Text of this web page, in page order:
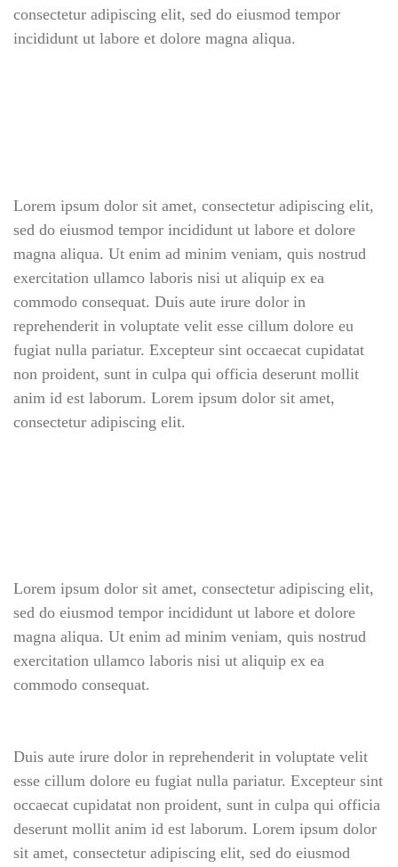
consectetur adipiscing elit, sed do eiusmod tempor
incididunt ut labore et dolore magna aliqua.
Lorem ipsum dolor sit amet, consectetur adipiscing elit,
sed do eiusmod tempor incididunt ut labore et dolore
magna aliqua. Ut enim ad minim veniam, quis nostrud
exercitation ullamco laboris nisi ut aliquip ex ea
commodo consequat. Duis aute irure dolor in
reprehenderit in voluptate velit esse cillum dolore eu
fugiat nulla pariatur. Excepteur sint occaecat cupidatat
non proident, sunt in culpa qui officia deserunt mollit
anim id est laborum. Lorem ipsum dolor sit amet,
consectetur adipiscing elit.
Lorem ipsum dolor sit amet, consectetur adipiscing elit,
sed do eiusmod tempor incididunt ut labore et dolore
magna aliqua. Ut enim ad minim veniam, quis nostrud
exercitation ullamco laboris nisi ut aliquip ex ea
commodo consequat.
Duis aute irure dolor in reprehenderit in voluptate velit
esse cillum dolore eu fugiat nulla pariatur. Excepteur sint
occaecat cupidatat non proident, sunt in culpa qui officia
deserunt mollit anim id est laborum. Lorem ipsum dolor
sit amet, consectetur adipiscing elit, sed do eiusmod
LOG IN
Lost Password?
Don’t have an account?